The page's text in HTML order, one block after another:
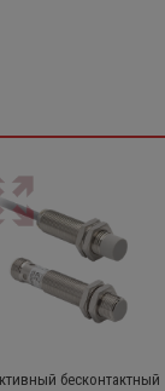
бесконтактный